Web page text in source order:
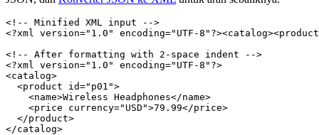
<!-- Minified XML input -->
<?xml version="1.0" encoding="UTF-
<!-- After formatting with 2-space indent -->
<?xml version="1.0" encoding="UTF-8"?>
<catalog>
  <product id="p01">
    <name>Wireless Headphones</name>
    <price currency="USD">79.99</price>
  </product>
</catalog>